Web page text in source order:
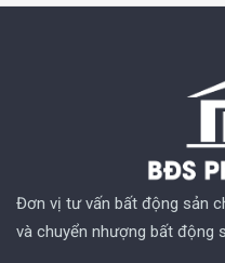
Đơn vị tư vấn bất động sản
và chuyển nhượng bất động